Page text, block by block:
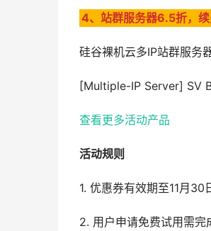
4、站群服务器6.5折，
硅谷裸机云多IP站群服务
[Multiple-IP Server] SV
查看更多活动产品
活动规则
1. 优惠券有效期至11月
2. 用户申请免费试用需